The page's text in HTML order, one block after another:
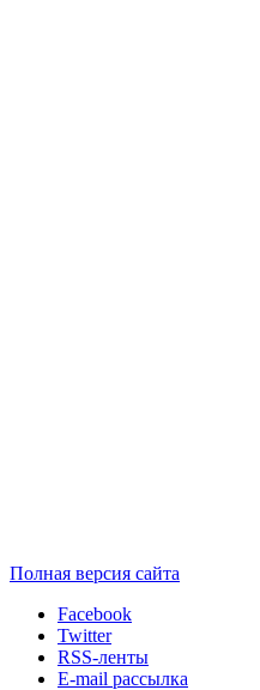
Полная версия сайта
Facebook
Twitter
RSS-ленты
E-mail рассылка